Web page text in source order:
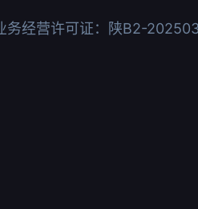
务经营许可证：陕B2-